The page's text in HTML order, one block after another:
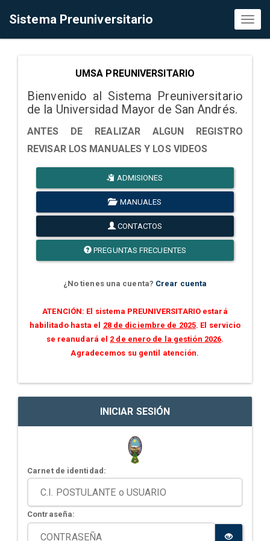
Sistema Preuniversitario
UMSA PREUNIVERSITARIO
Bienvenido al Sistema Preuniversitario
de la Universidad Mayor de San Andrés.
ANTES DE REALIZAR ALGUN REGISTRO
REVISAR LOS MANUALES Y LOS VIDEOS
ADMISIONES
MANUALES
CONTACTOS
PREGUNTAS FRECUENTES
¿No tienes una cuenta? Crear cuenta
ATENCIÓN: El sistema PREUNIVERSITARIO estará
habilitado hasta el 28 de diciembre de 2025. El servicio
se reanudará el 2 de enero de la gestión 2026.
Agradecemos su gentil atención.
INICIAR SESIÓN
Carnet de identidad:
Contraseña: